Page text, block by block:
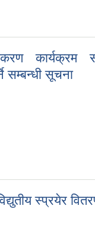
कार्यक्रम
सम्बन्धी सूचना
स्प्रयेर